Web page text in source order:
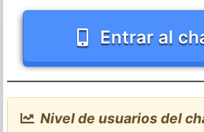
Entrar al
Nivel de usuarios del